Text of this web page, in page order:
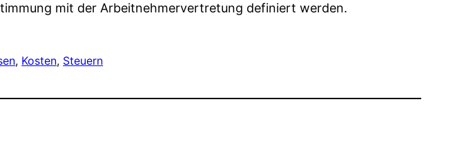
mit der Arbeitnehmervertretung definiert werden.
, Kosten, Steuern